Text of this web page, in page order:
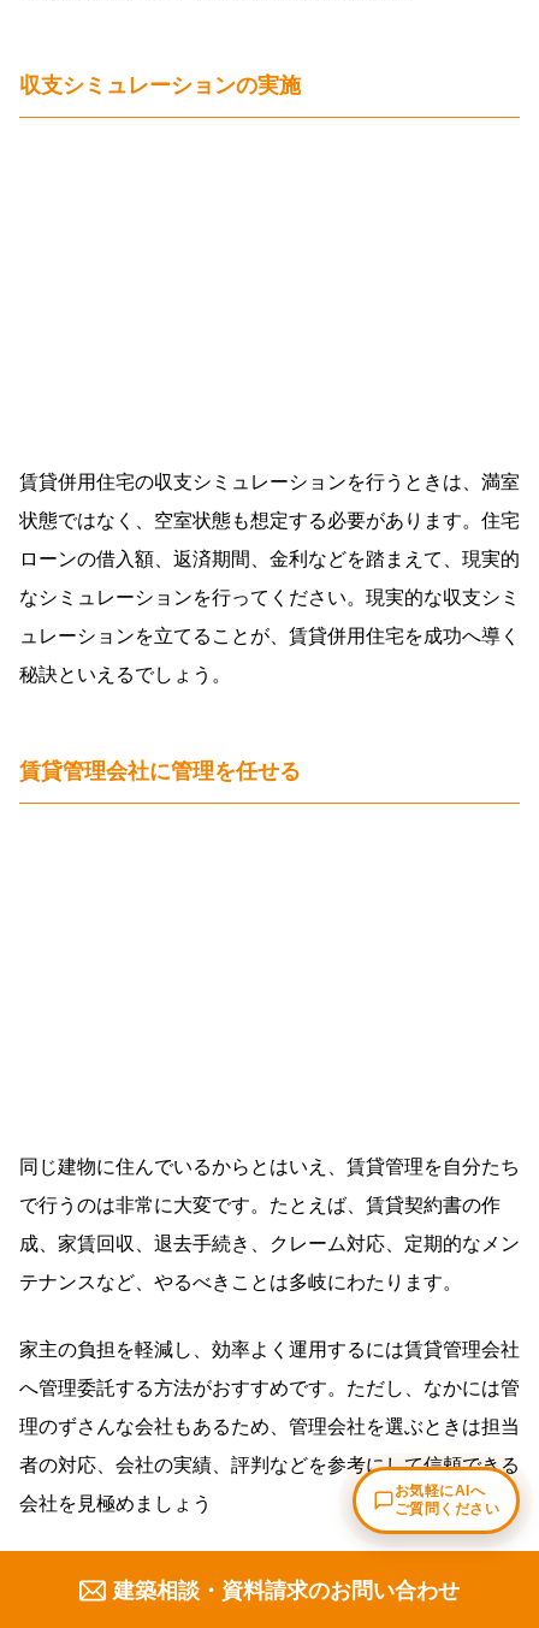
建築相談・資料請求のお問い合わせ
収支シミュレーションの実施
賃貸併用住宅の収支シミュレーションを行うときは、満室
状態ではなく、空室状態も想定する必要があります。住宅
ローンの借入額、返済期間、金利などを踏まえて、現実的
なシミュレーションを行ってください。現実的な収支シミ
ュレーションを立てることが、賃貸併用住宅を成功へ導く
秘訣といえるでしょう。
賃貸管理会社に管理を任せる
同じ建物に住んでいるからとはいえ、賃貸管理を自分たち
で行うのは非常に大変です。たとえば、賃貸契約書の作
成、家賃回収、退去手続き、クレーム対応、定期的なメン
テナンスなど、やるべきことは多岐にわたります。
家主の負担を軽減し、効率よく運用するには賃貸管理会社
へ管理委託する方法がおすすめです。ただし、なかには管
理のずさんな会社もあるため、管理会社を選ぶときは担当
者の対応、会社の実績、評判などを参考にして信頼できる
会社を見極めましょう
空室リスクと対策を考えておく